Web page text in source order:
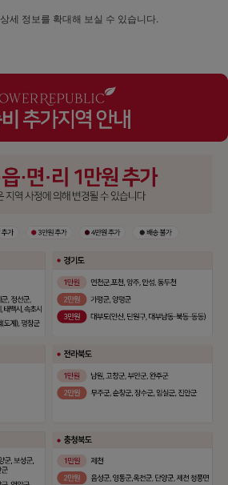
상세 정보를 확대해 보실 수 있습니다.